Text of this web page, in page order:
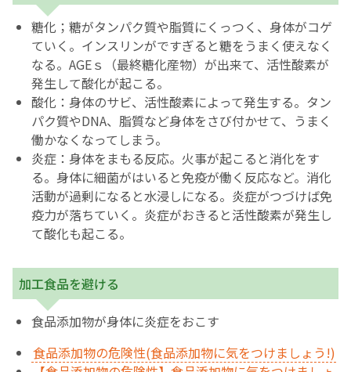
糖化；糖がタンパク質や脂質にくっつく、身体がコゲ
ていく。インスリンがですぎると糖をうまく使えなく
なる。AGEｓ（最終糖化産物）が出来て、活性酸素が
発生して酸化が起こる。
酸化：身体のサビ、活性酸素によって発生する。タン
パク質やDNA、脂質など身体をさび付かせて、うまく
働かなくなってしまう。
炎症：身体をまもる反応。火事が起こると消化をす
る。身体に細菌がはいると免疫が働く反応など。消化
活動が過剰になると水浸しになる。炎症がつづけば免
疫力が落ちていく。炎症がおきると活性酸素が発生し
て酸化も起こる。
加工食品を避ける
食品添加物が身体に炎症をおこす
食品添加物の危険性(食品添加物に気をつけましょう!)